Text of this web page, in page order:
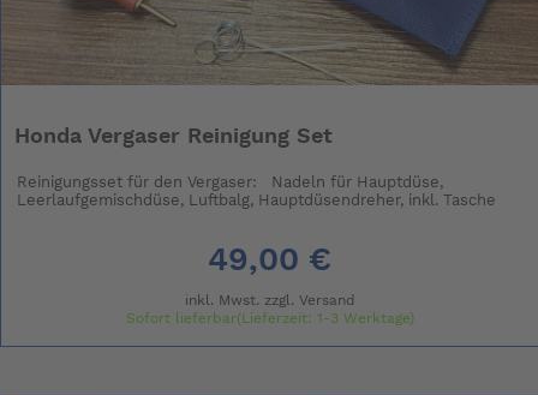
Honda Vergaser Reinigung Set
Reinigungsset für den Vergaser: Nadeln für Hauptdüse,
Leerlaufgemischdüse, Luftbalg, Hauptdüsendreher, inkl. Tasche
49,00 €
inkl. Mwst. zzgl. Versand
Sofort lieferbar(Lieferzeit: 1-3 Werktage)